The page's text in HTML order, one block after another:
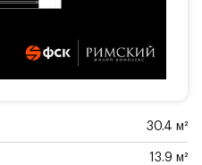
30.4 м²
13.9 м²